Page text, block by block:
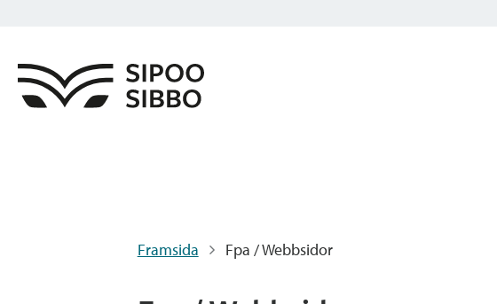
Framsida Fpa / Webbsidor